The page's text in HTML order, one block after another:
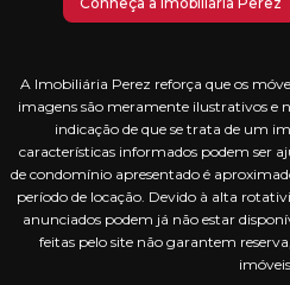
A Imobiliária Perez reforça que os
imagens são meramente ilustrativos e
indicação de que se trata de um
características informados podem ser
de condomínio apresentado é
período de locação. Devido à alta
anunciados podem já não estar
feitas pelo site não garantem